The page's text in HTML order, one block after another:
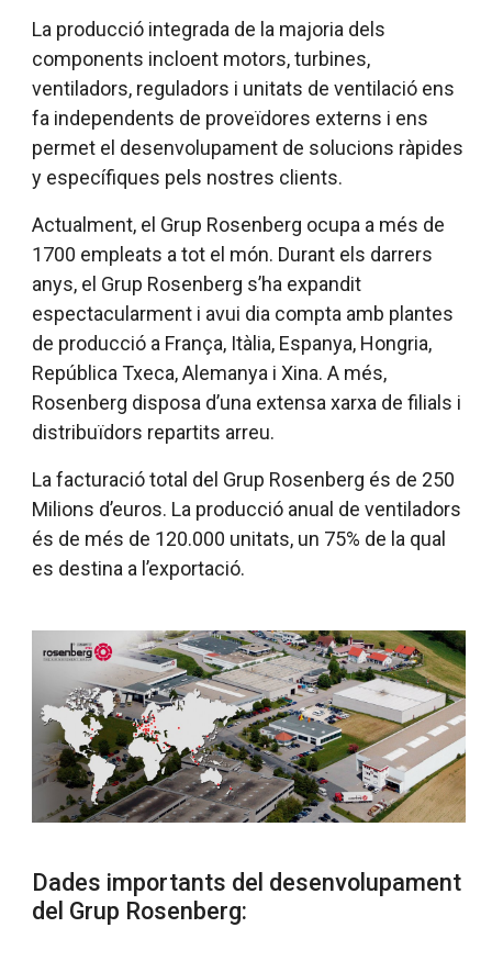
La producció integrada de la majoria dels
components incloent motors, turbines,
ventiladors, reguladors i unitats de ventilació ens
fa independents de proveïdores externs i ens
permet el desenvolupament de solucions ràpides
y específiques pels nostres clients.
Actualment, el Grup Rosenberg ocupa a més de
1700 empleats a tot el món. Durant els darrers
anys, el Grup Rosenberg s’ha expandit
espectacularment i avui dia compta amb plantes
de producció a França, Itàlia, Espanya, Hongria,
República Txeca, Alemanya i Xina. A més,
Rosenberg disposa d’una extensa xarxa de filials i
distribuïdors repartits arreu.
La facturació total del Grup Rosenberg és de 250
Milions d’euros. La producció anual de ventiladors
és de més de 120.000 unitats, un 75% de la qual
es destina a l’exportació.
Dades importants del desenvolupament
del Grup Rosenberg: